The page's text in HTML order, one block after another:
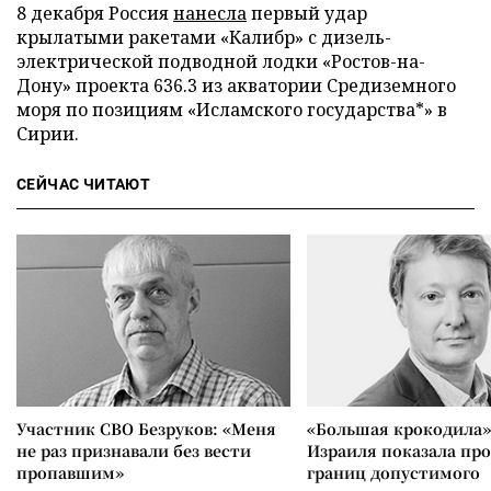
8 декабря Россиянанеслапервый удар
крылатыми ракетами «Калибр» с дизель-
электрической подводной лодки «Ростов-на-
Дону» проекта 636.3 из акватории Средиземного
моря по позициям «Исламского государства*» в
Сирии.
СЕЙЧАС ЧИТАЮТ
Участник СВО Безруков: «Меня
не раз признавали без вести
пропавшим»
«Большая
Израиля показала
границ допустимого